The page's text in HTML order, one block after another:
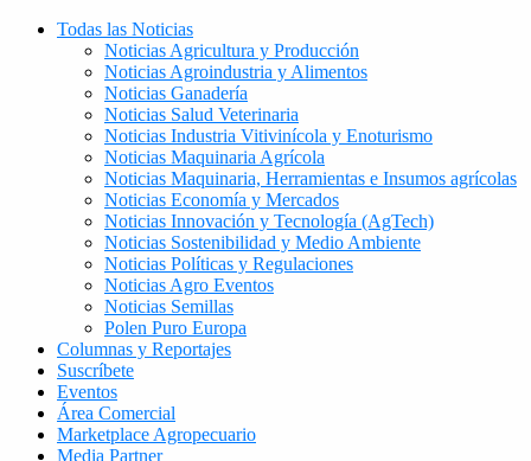
Todas las Noticias
Noticias Agricultura y Producción
Noticias Agroindustria y Alimentos
Noticias Ganadería
Noticias Salud Veterinaria
Noticias Industria Vitivinícola y Enoturismo
Noticias Maquinaria Agrícola
Noticias Maquinaria, Herramientas e Insumos agrícolas
Noticias Economía y Mercados
Noticias Innovación y Tecnología (AgTech)
Noticias Sostenibilidad y Medio Ambiente
Noticias Políticas y Regulaciones
Noticias Agro Eventos
Noticias Semillas
Polen Puro Europa
Columnas y Reportajes
Suscríbete
Eventos
Área Comercial
Marketplace Agropecuario
Media Partner